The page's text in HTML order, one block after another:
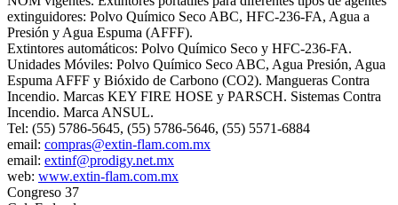
extinguidores: Polvo Químico Seco ABC, HFC-236-FA, Agua a
Presión y Agua Espuma (AFFF).
Extintores automáticos: Polvo Químico Seco y HFC-236-FA.
Unidades Móviles: Polvo Químico Seco ABC, Agua Presión, Agua
Espuma AFFF y Bióxido de Carbono (CO2). Mangueras Contra
Incendio. Marcas KEY FIRE HOSE y PARSCH. Sistemas Contra
Incendio. Marca ANSUL.
Tel: (55) 5786-5645, (55) 5786-5646, (55) 5571-6884
email: compras@extin-flam.com.mx
email: extinf@prodigy.net.mx
web: www.extin-flam.com.mx
Congreso 37